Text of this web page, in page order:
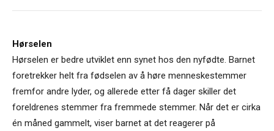
Hørselen
Hørselen er bedre utviklet enn synet hos den nyfødte. Barnet
foretrekker helt fra fødselen av å høre menneskestemmer
fremfor andre lyder, og allerede etter få dager skiller det
foreldrenes stemmer fra fremmede stemmer. Når det er cirka
én måned gammelt, viser barnet at det reagerer på